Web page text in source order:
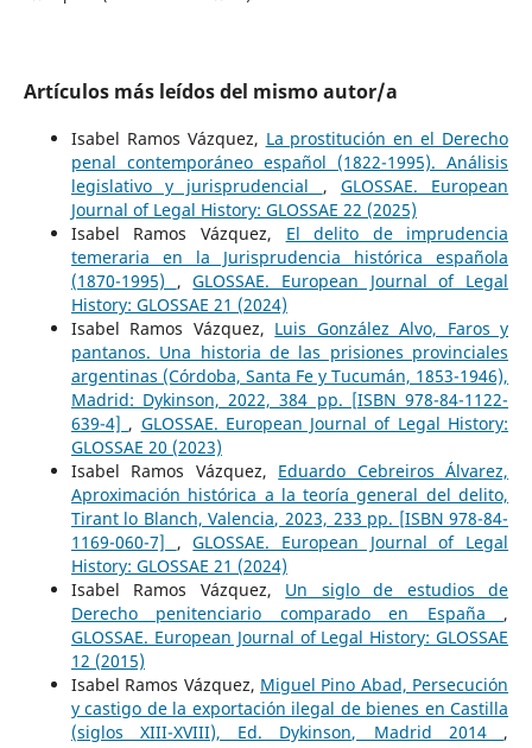
Artículos más leídos del mismo autor/a
Isabel Ramos Vázquez, La prostitución en el Derecho
penal contemporáneo español (1822-1995). Análisis
legislativo y jurisprudencial , GLOSSAE. European
Journal of Legal History: GLOSSAE 22 (2025)
Isabel Ramos Vázquez, El delito de imprudencia
temeraria en la Jurisprudencia histórica española
(1870-1995) ,GLOSSAE. European Journal of Legal
History: GLOSSAE 21 (2024)
Isabel Ramos Vázquez, Luis González Alvo, Faros y
pantanos. Una historia de las prisiones provinciales
argentinas (Córdoba, Santa Fe y Tucumán, 1853-1946),
Madrid: Dykinson, 2022, 384 pp. [ISBN 978-84-1122-
639-4] , GLOSSAE. European Journal of Legal History:
GLOSSAE 20 (2023)
Isabel Ramos Vázquez, Eduardo Cebreiros Álvarez,
Aproximación histórica a la teoría general del delito,
Tirant lo Blanch, Valencia, 2023, 233 pp. [ISBN 978-84-
1169-060-7] ,GLOSSAE. European Journal of Legal
History: GLOSSAE 21 (2024)
Isabel Ramos Vázquez, Un siglo de estudios de
Derecho penitenciario comparado en España ,
GLOSSAE. European Journal of Legal History: GLOSSAE
12 (2015)
Isabel Ramos Vázquez, Miguel Pino Abad, Persecución
y castigo de la exportación ilegal de bienes en Castilla
(siglos XIII-XVIII), Ed. Dykinson, Madrid 2014 ,